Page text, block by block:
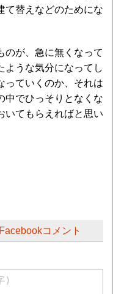
て替えなどのためにな
のが、急に無くなって
ような気分になってし
っていくのか、それは
中でひっそりとなくな
いてもらえればと思い
Facebookコメント